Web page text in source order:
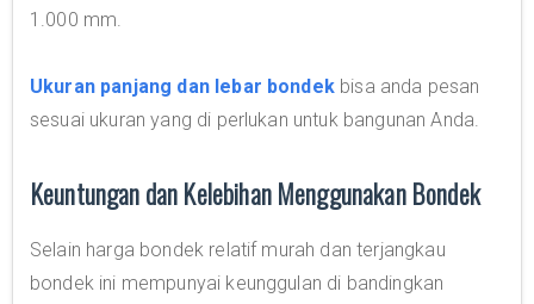
1.000 mm.
Ukuran panjang dan lebar bondekbisa anda pesan
sesuai ukuran yang di perlukan untuk bangunan Anda.
Keuntungan dan Kelebihan Menggunakan Bondek
Selain harga bondek relatif murah dan terjangkau
bondek ini mempunyai keunggulan di bandingkan